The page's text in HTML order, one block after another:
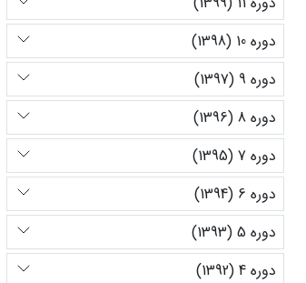
دوره 10 (1398)
دوره 9 (1397)
دوره 8 (1396)
دوره 7 (1395)
دوره 6 (1394)
دوره 5 (1393)
دوره 4 (1392)